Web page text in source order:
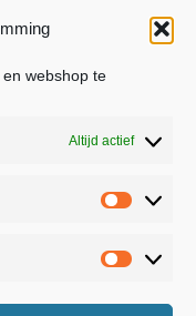
webshop te
Altijd actief
Bevelander